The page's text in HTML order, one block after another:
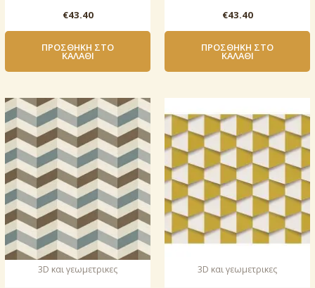
€43.40
ΠΡΟΣΘΉΚΗ ΣΤΟ
ΚΑΛΆΘΙ
€43.40
ΠΡΟΣΘΉΚΗ ΣΤΟ
ΚΑΛΆΘΙ
3D και γεωμετρικες 3D και γεωμετρικες